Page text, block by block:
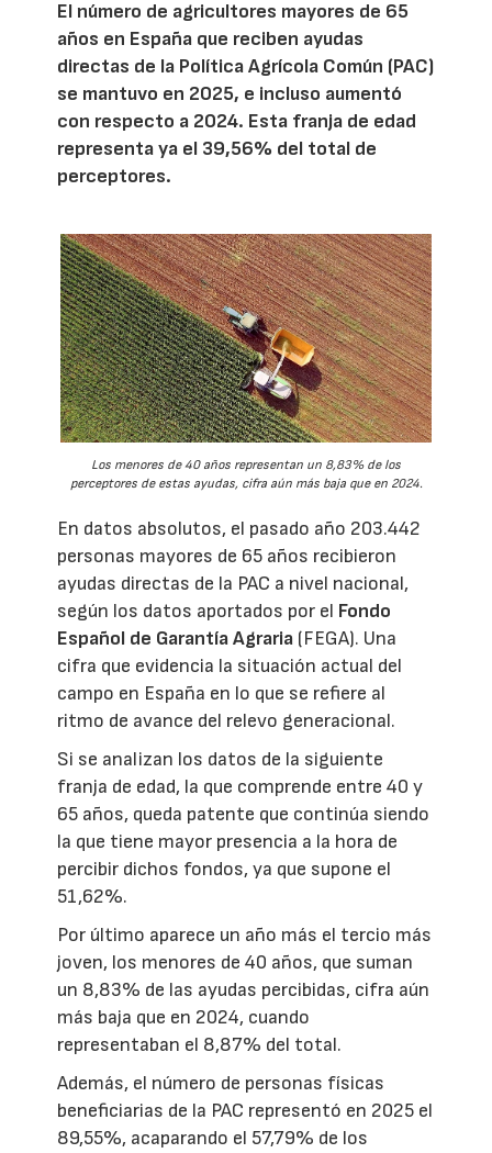
El número de agricultores mayores de 65
años en España que reciben ayudas
directas de la Política Agrícola Común (PAC)
se mantuvo en 2025, e incluso aumentó
con respecto a 2024. Esta franja de edad
representa ya el 39,56% del total de
perceptores.
Los menores de 40 años representan un 8,83% de los
perceptores de estas ayudas, cifra aún más baja que en 2024.
En datos absolutos, el pasado año 203.442
personas mayores de 65 años recibieron
ayudas directas de la PAC a nivel nacional,
según los datos aportados por el Fondo
Español de Garantía Agraria (FEGA). Una
cifra que evidencia la situación actual del
campo en España en lo que se refiere al
ritmo de avance del relevo generacional.
Si se analizan los datos de la siguiente
franja de edad, la que comprende entre 40 y
65 años, queda patente que continúa siendo
la que tiene mayor presencia a la hora de
percibir dichos fondos, ya que supone el
51,62%.
Por último aparece un año más el tercio más
joven, los menores de 40 años, que suman
un 8,83% de las ayudas percibidas, cifra aún
más baja que en 2024, cuando
representaban el 8,87% del total.
Además, el número de personas físicas
beneficiarias de la PAC representó en 2025 el
89,55%, acaparando el 57,79% de los